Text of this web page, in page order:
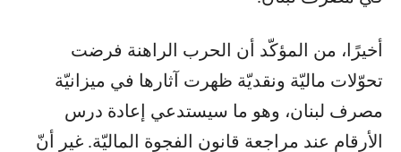
أخيرًا، من المؤكّد أن الحرب الراهنة فرضت
تحوّلات ماليّة ونقديّة ظهرت آثارها في ميزانيّة
مصرف لبنان، وهو ما سيستدعي إعادة درس
الأرقام عند مراجعة قانون الفجوة الماليّة. غير أنّ